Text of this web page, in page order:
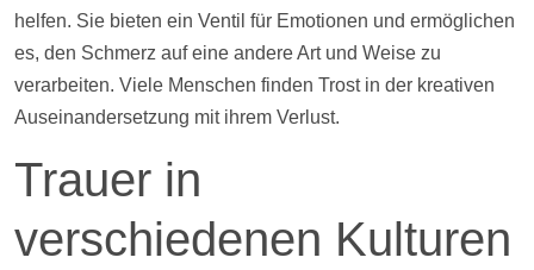
helfen. Sie bieten ein Ventil für Emotionen und ermöglichen
es, den Schmerz auf eine andere Art und Weise zu
verarbeiten. Viele Menschen finden Trost in der kreativen
Auseinandersetzung mit ihrem Verlust.
Trauer in
verschiedenen Kulturen